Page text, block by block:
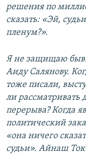
решения по
сказать: «Эй,
пленум?».
Я не защищаю
Аиду Салянову.
тоже писали,
ли рассматривать
перерыва? Когда
политический
«она ничего
судьи». Айнаш